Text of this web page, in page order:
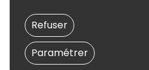
Paramétrer
Refuser